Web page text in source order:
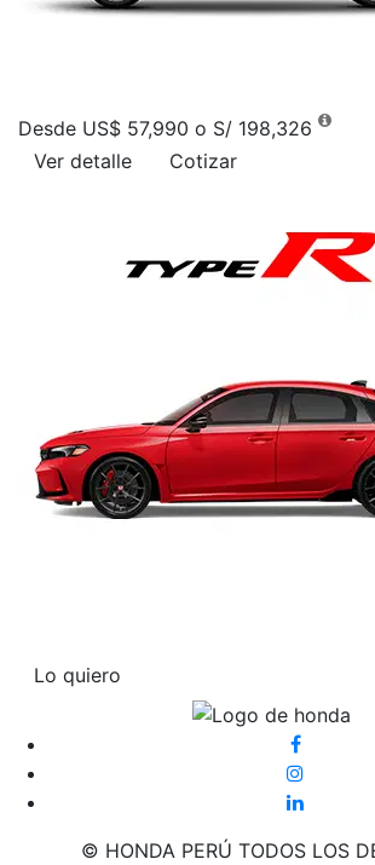
Desde US$ 57,990 o S/ 198,326
Ver detalle
Cotizar
Lo quiero
© HONDA PERÚ TODOS LOS